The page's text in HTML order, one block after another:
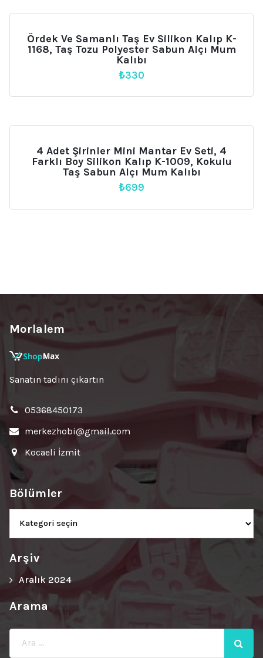
Ördek Ve Samanlı Taş Ev Silikon Kalıp K-
1168, Taş Tozu Polyester Sabun Alçı Mum
Kalıbı
₺330
4 Adet Şirinler Mini Mantar Ev Seti, 4
Farklı Boy Silikon Kalıp K-1009, Kokulu
Taş Sabun Alçı Mum Kalıbı
₺699
Morlalem
Sanatın tadını çıkartın
05368450173
merkezhobi@gmail.com
Kocaeli İzmit
Bölümler
Bölümler
Arşiv
Aralık 2024
Arama
Ara: